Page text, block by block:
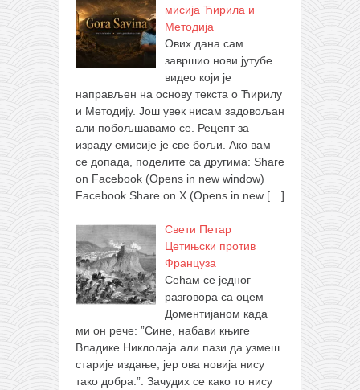
мисија Ћирила и
Методија
Ових дана сам
завршио нови јутубе
видео који је
направљен на основу текста о Ћирилу
и Методију. Још увек нисам задовољан
али побољшавамо се. Рецепт за
израду емисије је све бољи. Ако вам
се допада, поделите са другима: Share
on Facebook (Opens in new window)
Facebook Share on X (Opens in new […]
Свети Петар
Цетињски против
Француза
Сећам се једног
разговора са оцем
Доментијаном када
ми он рече: ”Сине, набави књиге
Владике Никлолаја али пази да узмеш
старије издање, јер ова новија нису
тако добра.”. Зачудих се како то нису